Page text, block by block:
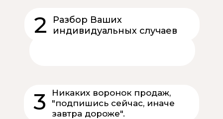
2
Разбор Ваших
индивидуальных случаев
3
Никаких воронок продаж,
"подпишись сейчас, иначе
завтра дороже".